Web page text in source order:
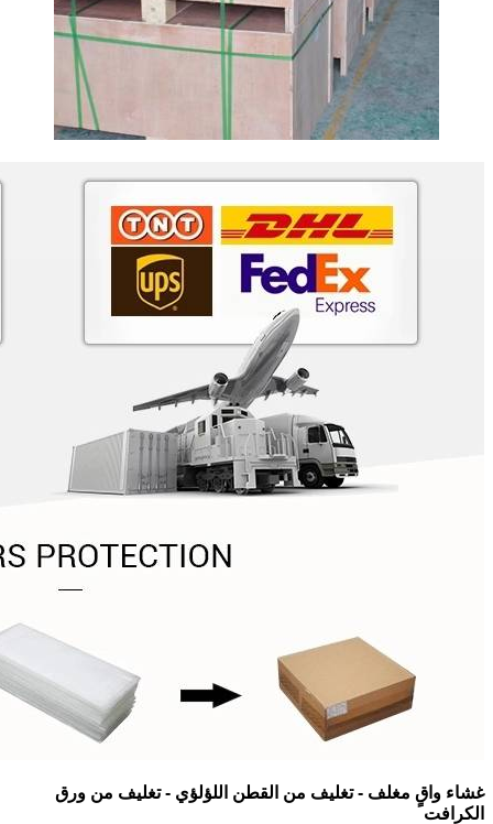
غشاء واقٍ مغلف - تغليف من القطن اللؤلؤي - تغليف من ورق
الكرافت